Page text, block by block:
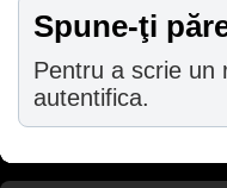
Spune-ţi
Pentru a scrie un
autentifica.